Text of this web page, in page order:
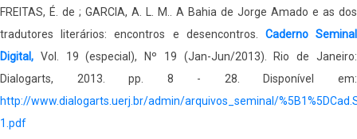
FREITAS, É. de ; GARCIA, A. L. M.. A Bahia de Jorge Amado e as dos
tradutores literários: encontros e desencontros. Caderno Seminal
Digital, Vol. 19 (especial), Nº 19 (Jan-Jun/2013). Rio de Janeiro:
Dialogarts, 2013. pp. 8 - 28. Disponível em:
http://www.dialogarts.uerj.br/admin/arquivos_seminal/
1.pdf